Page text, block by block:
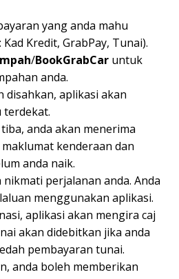
yang anda mahu
Kredit, GrabPay, Tunai).
/BookGrabCar untuk
anda.
disahkan, aplikasi akan
terdekat.
anda akan menerima
kenderaan dan
anda naik.
nikmati perjalanan anda. Anda
menggunakan aplikasi.
aplikasi akan mengira caj
akan didebitkan jika anda
pembayaran tunai.
anda boleh memberikan